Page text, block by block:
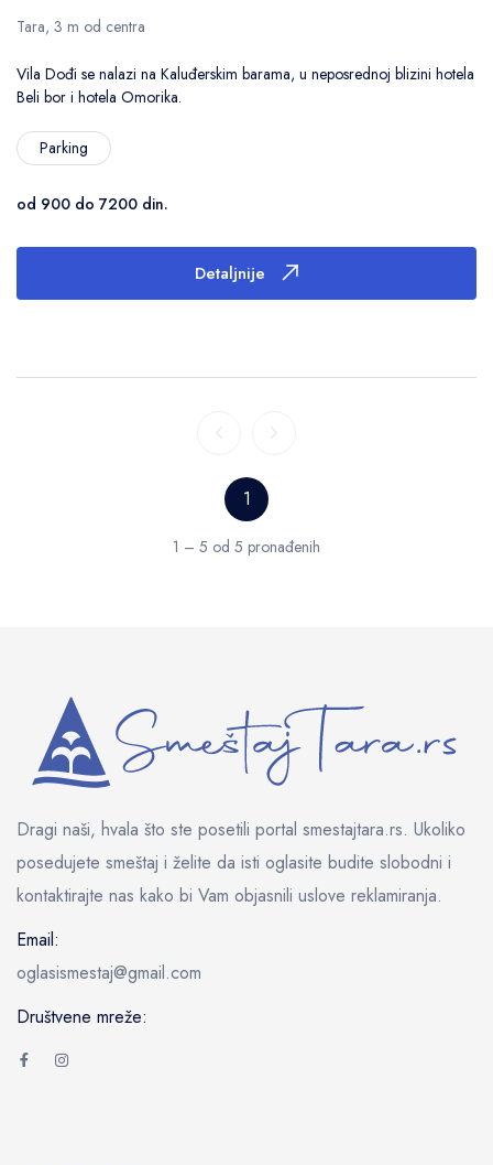
Tara, 3 m od centra
Vila Dođi se nalazi na Kaluđerskim barama, u neposrednoj blizini hotela
Beli bor i hotela Omorika.
Parking
od 900 do 7200 din.
Detaljnije
1
1 – 5 od 5 pronađenih
Dragi naši, hvala što ste posetili portal smestajtara.rs. Ukoliko
posedujete smeštaj i želite da isti oglasite budite slobodni i
kontaktirajte nas kako bi Vam objasnili uslove reklamiranja.
Email:
oglasismestaj@gmail.com
Društvene mreže: